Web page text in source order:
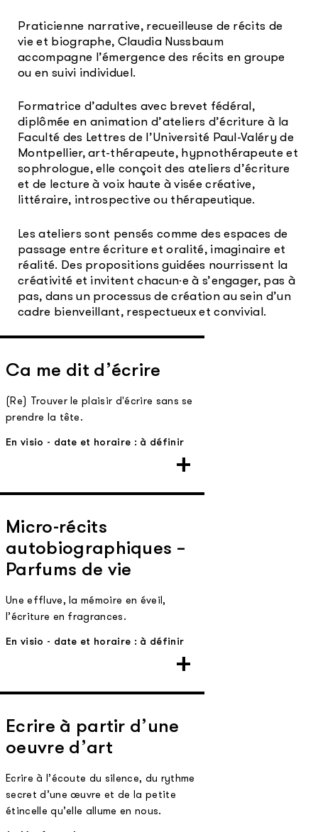
Praticienne narrative, recueilleuse de récits de
vie et biographe, Claudia Nussbaum
accompagne l’émergence des récits en groupe
ou en suivi individuel.
Formatrice d’adultes avec brevet fédéral,
diplômée en animation d’ateliers d’écriture à la
Faculté des Lettres de l’Université Paul-Valéry de
Montpellier, art-thérapeute, hypnothérapeute et
sophrologue, elle conçoit des ateliers d’écriture
et de lecture à voix haute à visée créative,
littéraire, introspective ou thérapeutique.
Les ateliers sont pensés comme des espaces de
passage entre écriture et oralité, imaginaire et
réalité. Des propositions guidées nourrissent la
créativité et invitent chacun·e à s’engager, pas à
pas, dans un processus de création au sein d’un
cadre bienveillant, respectueux et convivial.
Ca me dit d’écrire
(Re) Trouver le plaisir d'écrire sans se
prendre la tête.
En visio - date et horaire : à définir
Micro-récits
autobiographiques –
Parfums de vie
Une effluve, la mémoire en éveil,
l’écriture en fragrances.
En visio - date et horaire : à définir
Ecrire à partir d’une
oeuvre d’art
Ecrire à l’écoute du silence, du rythme
secret d’une œuvre et de la petite
étincelle qu’elle allume en nous.